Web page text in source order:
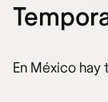
En México